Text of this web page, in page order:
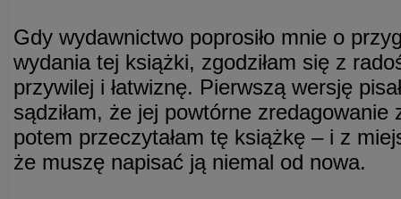
Gdy wydawnictwo poprosiło mnie o
wydania tej książki, zgodziłam się z
przywilej i łatwiznę. Pierwszą wersję
sądziłam, że jej powtórne
potem przeczytałam tę książkę – i z
że muszę napisać ją niemal od nowa.